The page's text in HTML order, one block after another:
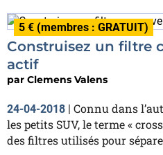
5 € (membres : GRATUIT)
Construisez un filtre
actif
par Clemens Valens
24-04-2018
Connu dans
les petits SUV, le terme «
des filtres utilisés pour